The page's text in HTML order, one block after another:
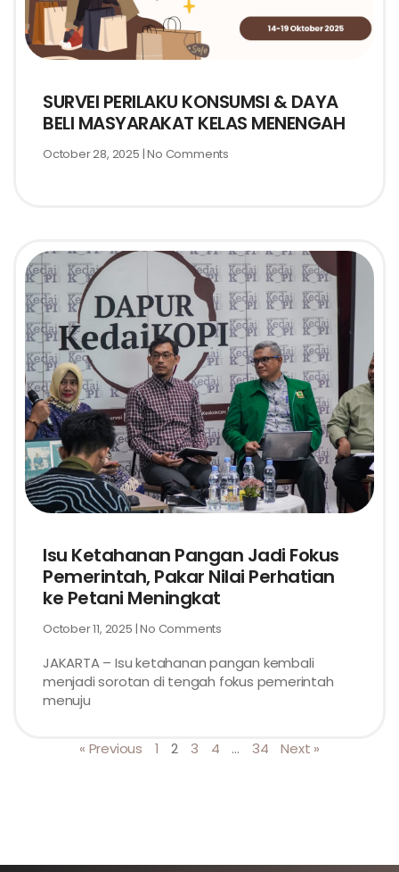
SURVEI PERILAKU KONSUMSI & DAYA
BELI MASYARAKAT KELAS MENENGAH
October 28, 2025 No Comments
Isu Ketahanan Pangan Jadi Fokus
Pemerintah, Pakar Nilai Perhatian
ke Petani Meningkat
October 11, 2025 No Comments
JAKARTA – Isu ketahanan pangan kembali
menjadi sorotan di tengah fokus pemerintah
menuju
« Previous 1 2 3 4 … 34 Next »